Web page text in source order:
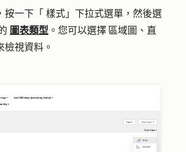
按一下「 樣式」下拉式選單，然後選
圖表類型 。您可以選擇 區域圖、直
檢視資料。